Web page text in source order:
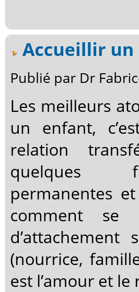
Accueillir
Publié par Dr
Les meilleurs
un enfant,
relation
quelques
permanentes
comment se
(nourrice,
est l’amour et